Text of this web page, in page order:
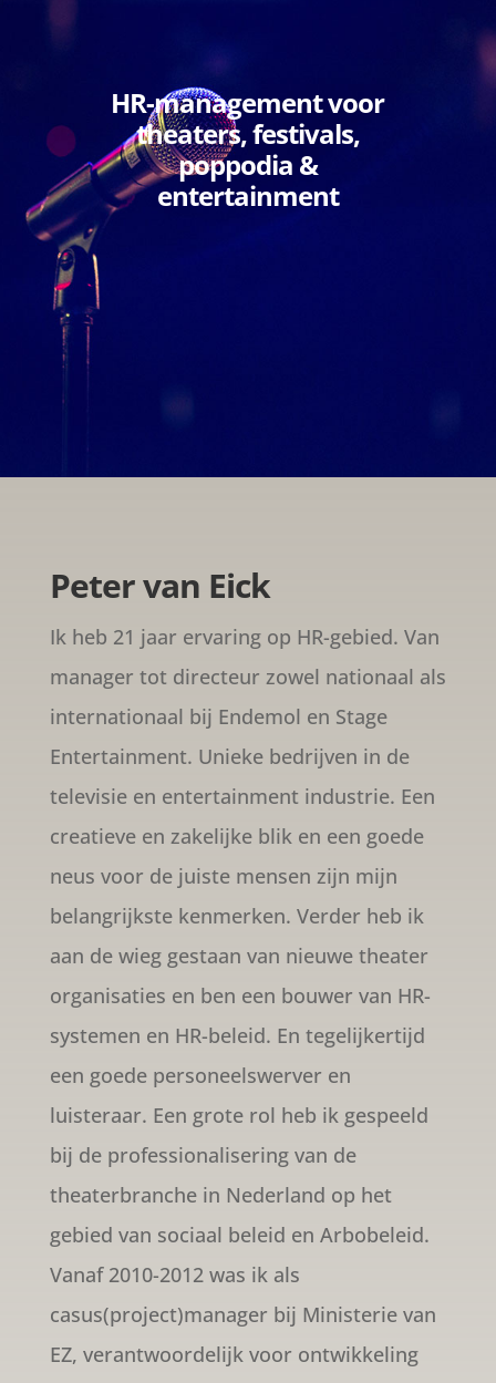
HR-management voor
theaters, festivals,
poppodia &
entertainment
Peter van Eick
Ik heb 21 jaar ervaring op HR-gebied. Van
manager tot directeur zowel nationaal als
internationaal bij Endemol en Stage
Entertainment. Unieke bedrijven in de
televisie en entertainment industrie. Een
creatieve en zakelijke blik en een goede
neus voor de juiste mensen zijn mijn
belangrijkste kenmerken. Verder heb ik
aan de wieg gestaan van nieuwe theater
organisaties en ben een bouwer van HR-
systemen en HR-beleid. En tegelijkertijd
een goede personeelswerver en
luisteraar. Een grote rol heb ik gespeeld
bij de professionalisering van de
theaterbranche in Nederland op het
gebied van sociaal beleid en Arbobeleid.
Vanaf 2010-2012 was ik als
casus(project)manager bij Ministerie van
EZ, verantwoordelijk voor ontwikkeling